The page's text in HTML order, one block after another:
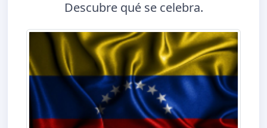
Descubre qué se celebra.